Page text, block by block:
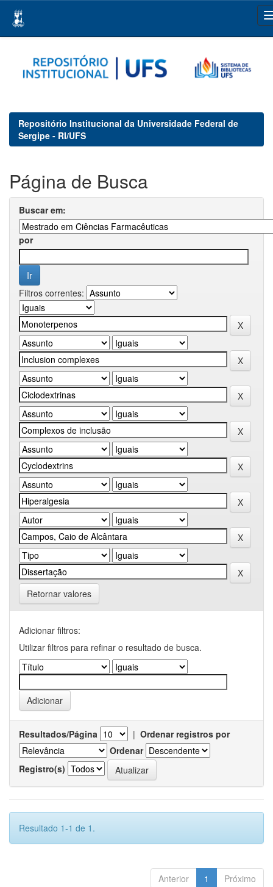
navigation
Repositório Institucional da Universidade Federal de
Sergipe - RI/UFS
Página de Busca
Buscar em:
por
Filtros correntes:
Retornar valores
Adicionar filtros:
Utilizar filtros para refinar o resultado de busca.
Resultados/Página | Ordenar registros por
Ordenar
Registro(s)
Resultado 1-1 de 1.
Anterior 1 Próximo